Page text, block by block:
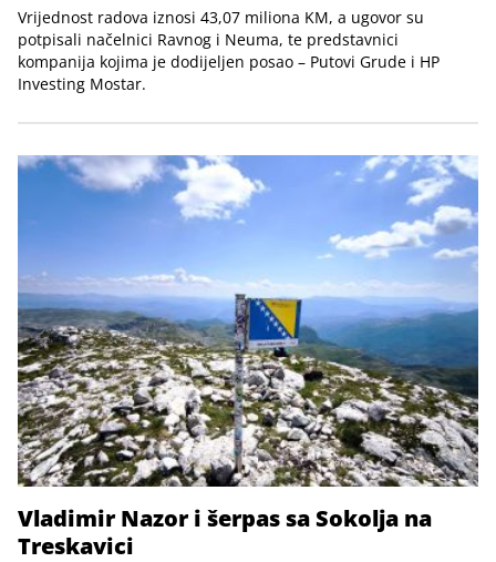
Vrijednost radova iznosi 43,07 miliona KM, a ugovor su
potpisali načelnici Ravnog i Neuma, te predstavnici
kompanija kojima je dodijeljen posao – Putovi Grude i HP
Investing Mostar.
Vladimir Nazor i šerpas sa Sokolja na
Treskavici